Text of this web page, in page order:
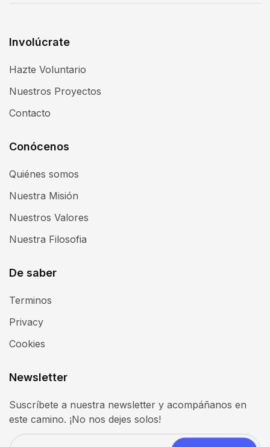
Involúcrate
Hazte Voluntario
Nuestros Proyectos
Contacto
Conócenos
Quiénes somos
Nuestra Misión
Nuestros Valores
Nuestra Filosofia
De saber
Terminos
Privacy
Cookies
Newsletter
Suscríbete a nuestra newsletter y acompáñanos en
este camino. ¡No nos dejes solos!